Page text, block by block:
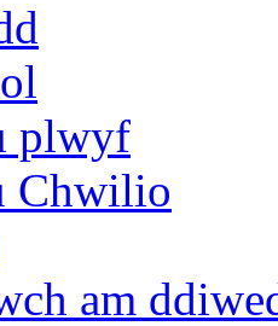
plwyf
Chwilio
am